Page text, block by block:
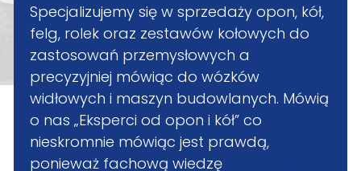
Specjalizujemy się w sprzedaży opon, kół,
felg, rolek oraz zestawów kołowych do
zastosowań przemysłowych a
precyzyjniej mówiąc do wózków
widłowych i maszyn budowlanych. Mówią
o nas „Eksperci od opon i kół” co
nieskromnie mówiąc jest prawdą,
ponieważ fachową wiedzę